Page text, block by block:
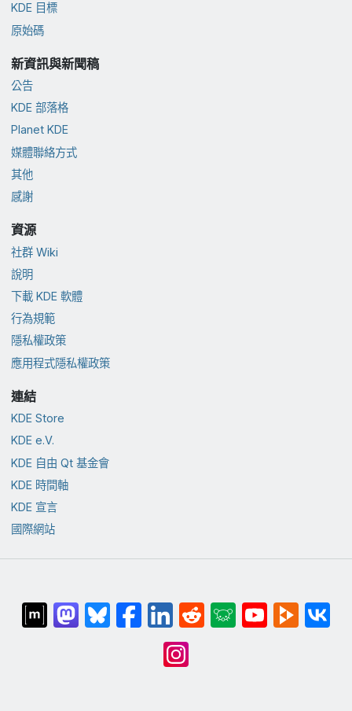
KDE 目標
原始碼
新資訊與新聞稿
公告
KDE 部落格
Planet KDE
媒體聯絡方式
其他
感謝
資源
社群 Wiki
說明
下載 KDE 軟體
行為規範
隱私權政策
應用程式隱私權政策
連結
KDE Store
KDE e.V.
KDE 自由 Qt 基金會
KDE 時間軸
KDE 宣言
國際網站